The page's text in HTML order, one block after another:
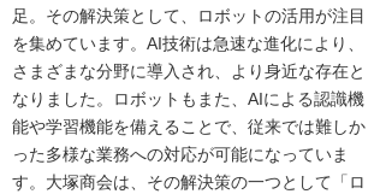
足。その解決策として、ロボットの活用が注目
を集めています。AI技術は急速な進化により、
さまざまな分野に導入され、より身近な存在と
なりました。ロボットもまた、AIによる認識機
能や学習機能を備えることで、従来では難しか
った多様な業務への対応が可能になっていま
す。大塚商会は、その解決策の一つとして「ロ